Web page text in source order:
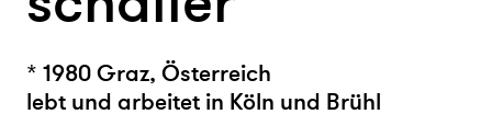
* 1980 Graz, Österreich
lebt und arbeitet in Köln und Brühl